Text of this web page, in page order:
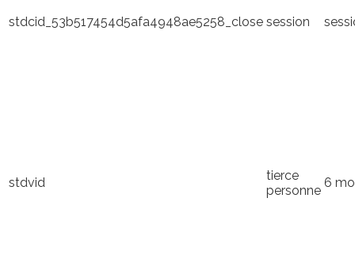
stdcid_53b517454d5afa4948ae5258_close session
stdvid
tierce
personne
6